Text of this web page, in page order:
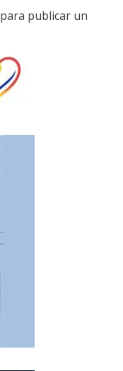
para publicar un